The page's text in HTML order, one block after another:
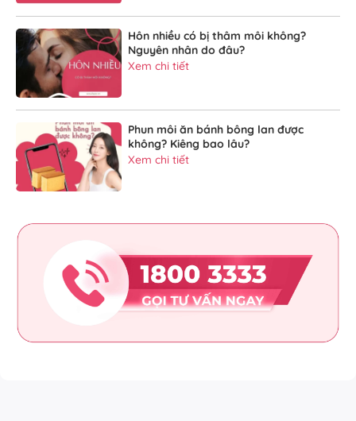
Hôn nhiều có bị thâm môi không?
Nguyên nhân do đâu?
Xem chi tiết
Phun môi ăn bánh bông lan được
không? Kiêng bao lâu?
Xem chi tiết